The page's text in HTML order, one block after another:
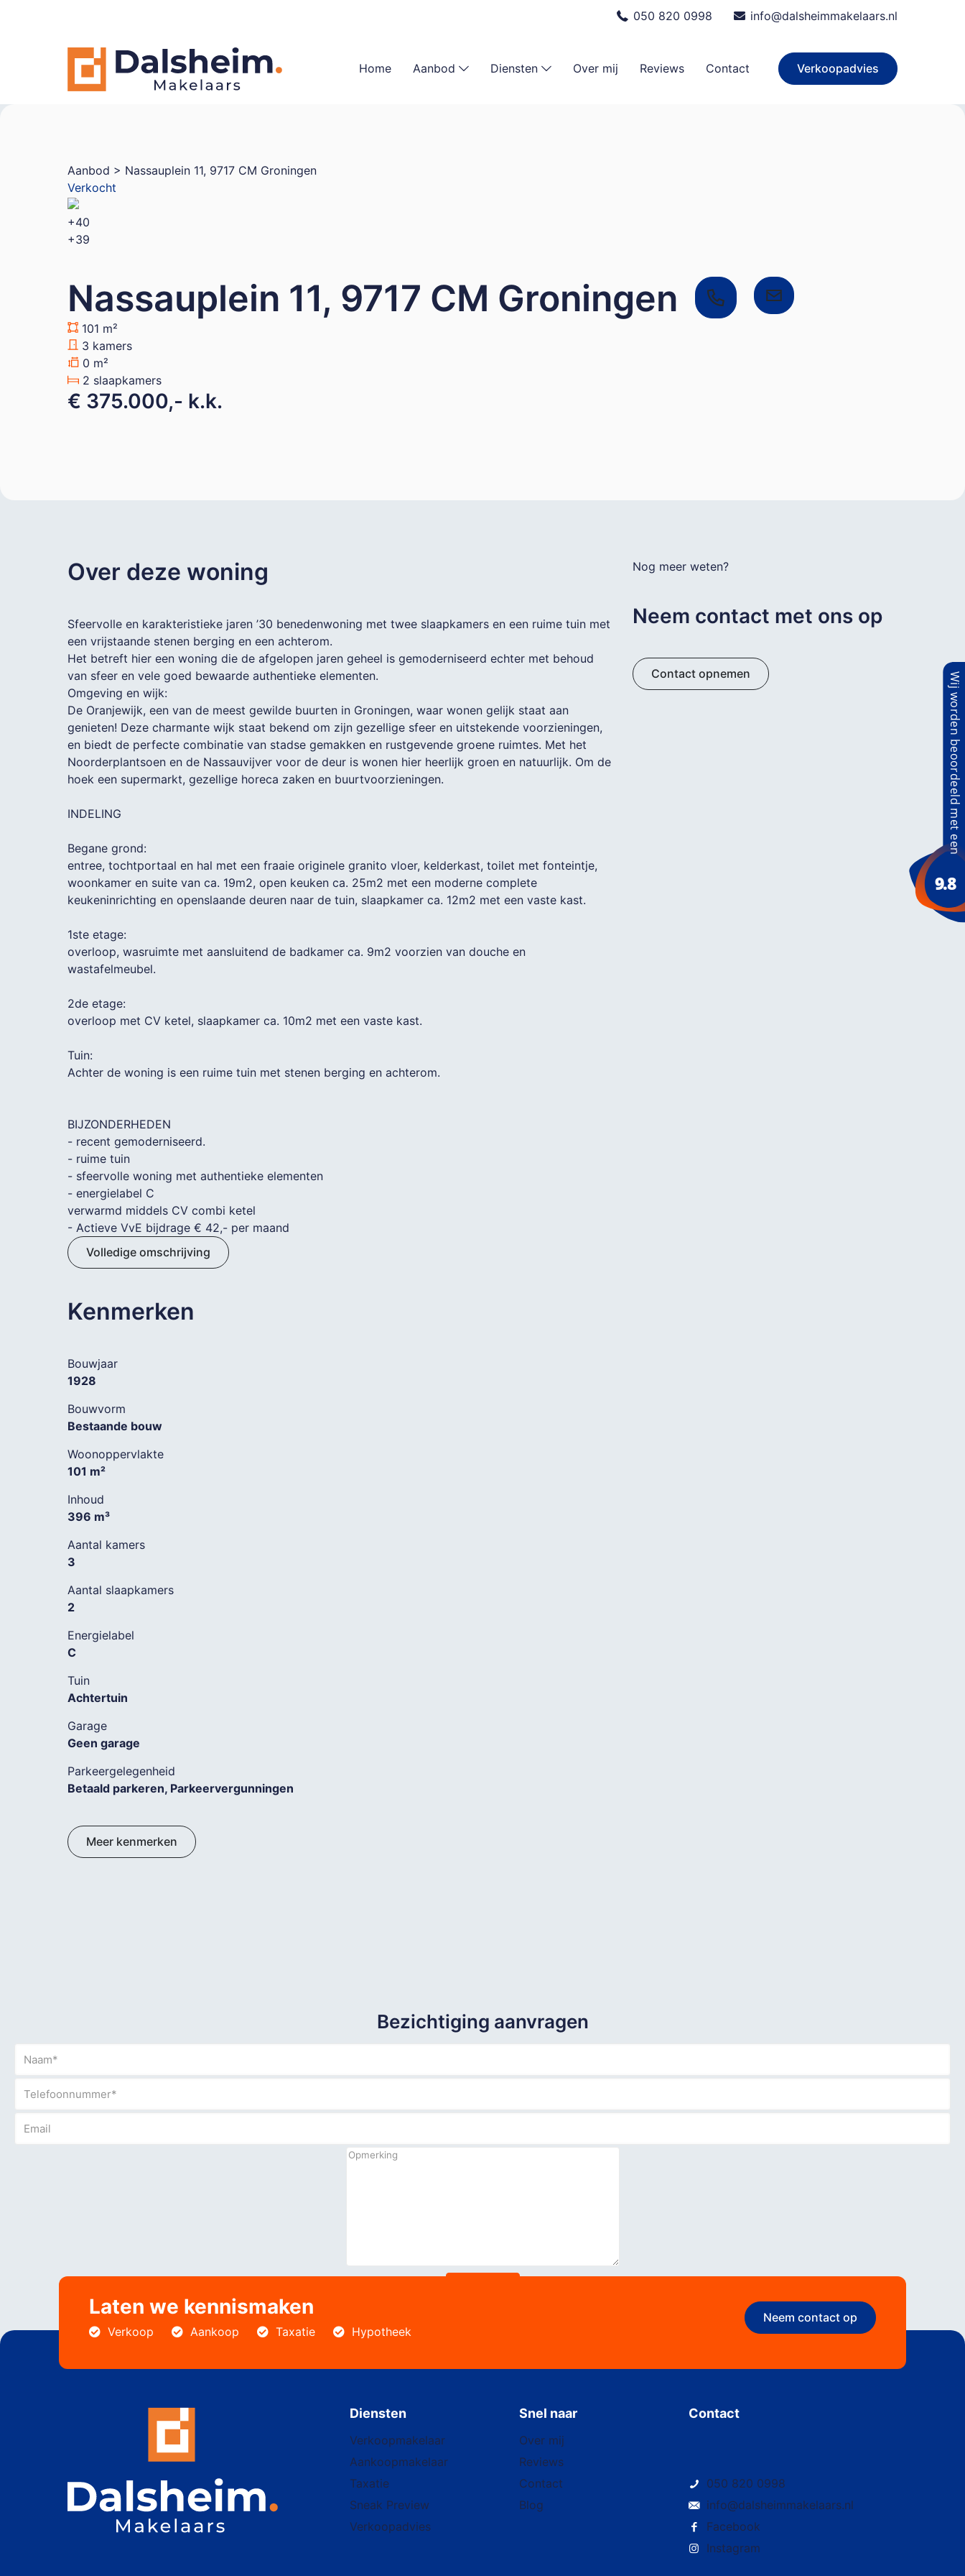
050 820 0998 info@dalsheimmakelaars.nl
Home Aanbod Diensten Over mij Reviews Contact Verkoopadvies
Aanbod > Nassauplein 11, 9717 CM Groningen
Verkocht
+40
+39
Nassauplein 11, 9717 CM Groningen
101 m²
3 kamers
0 m²
2 slaapkamers
€ 375.000,- k.k.
Over deze woning
Sfeervolle en karakteristieke jaren ’30 benedenwoning met twee slaapkamers en een ruime tuin met
een vrijstaande stenen berging en een achterom.
Het betreft hier een woning die de afgelopen jaren geheel is gemoderniseerd echter met behoud
van sfeer en vele goed bewaarde authentieke elementen.
Omgeving en wijk:
De Oranjewijk, een van de meest gewilde buurten in Groningen, waar wonen gelijk staat aan
genieten! Deze charmante wijk staat bekend om zijn gezellige sfeer en uitstekende voorzieningen,
en biedt de perfecte combinatie van stadse gemakken en rustgevende groene ruimtes. Met het
Noorderplantsoen en de Nassauvijver voor de deur is wonen hier heerlijk groen en natuurlijk. Om de
hoek een supermarkt, gezellige horeca zaken en buurtvoorzieningen.
INDELING
Begane grond:
entree, tochtportaal en hal met een fraaie originele granito vloer, kelderkast, toilet met fonteintje,
woonkamer en suite van ca. 19m2, open keuken ca. 25m2 met een moderne complete
keukeninrichting en openslaande deuren naar de tuin, slaapkamer ca. 12m2 met een vaste kast.
1ste etage:
overloop, wasruimte met aansluitend de badkamer ca. 9m2 voorzien van douche en
wastafelmeubel.
2de etage:
overloop met CV ketel, slaapkamer ca. 10m2 met een vaste kast.
Tuin:
Achter de woning is een ruime tuin met stenen berging en achterom.
BIJZONDERHEDEN
- recent gemoderniseerd.
- ruime tuin
- sfeervolle woning met authentieke elementen
- energielabel C
verwarmd middels CV combi ketel
- Actieve VvE bijdrage € 42,- per maand
Volledige omschrijving
Kenmerken
Bouwjaar
1928
Bouwvorm
Bestaande bouw
Woonoppervlakte
101 m²
Inhoud
396 m³
Aantal kamers
3
Aantal slaapkamers
2
Energielabel
C
Tuin
Achtertuin
Garage
Geen garage
Parkeergelegenheid
Betaald parkeren, Parkeervergunningen
Meer kenmerken
Nog meer weten?
Neem contact met ons op
Contact opnemen
Bezichtiging aanvragen
Laten we kennismaken
Verkoop Aankoop Taxatie Hypotheek
Neem contact op
Diensten
Verkoopmakelaar
Aankoopmakelaar
Taxatie
Sneak Preview
Verkoopadvies
Snel naar
Over mij
Reviews
Contact
Blog
Contact
050 820 0998
info@dalsheimmakelaars.nl
Facebook
Instagram